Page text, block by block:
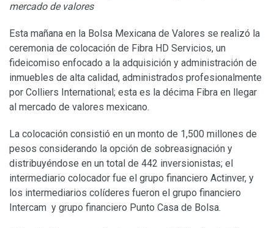
mercado de valores
Esta mañana en la Bolsa Mexicana de Valores se realizó la
ceremonia de colocación de Fibra HD Servicios, un
fideicomiso enfocado a la adquisición y administración de
inmuebles de alta calidad, administrados profesionalmente
por Colliers International; esta es la décima Fibra en llegar
al mercado de valores mexicano.
La colocación consistió en un monto de 1,500 millones de
pesos considerando la opción de sobreasignación y
distribuyéndose en un total de 442 inversionistas; el
intermediario colocador fue el grupo financiero Actinver, y
los intermediarios colíderes fueron el grupo financiero
Intercam y grupo financiero Punto Casa de Bolsa.